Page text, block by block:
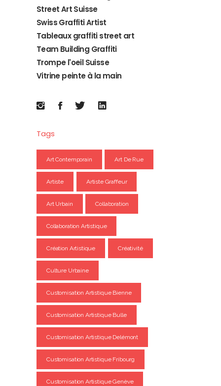
Street Art Suisse
Swiss Graffiti Artist
Tableaux graffiti street art
Team Building Graffiti
Trompe l'oeil Suisse
Vitrine peinte à la main
Tags
Art Contemporain Art De Rue
Artiste Artiste Graffeur
Art Urbain Collaboration
Collaboration Artistique
Création Artistique Créativité
Culture Urbaine
Customisation Artistique Bienne
Customisation Artistique Bulle
Customisation Artistique Delémont
Customisation Artistique Fribourg
Customisation Artistique Genève